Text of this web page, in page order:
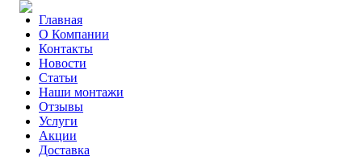
Главная
О Компании
Контакты
Новости
Статьи
Наши монтажи
Отзывы
Услуги
Акции
Доставка